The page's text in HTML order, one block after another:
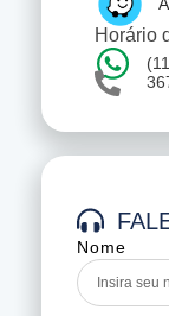
Horário
Nome